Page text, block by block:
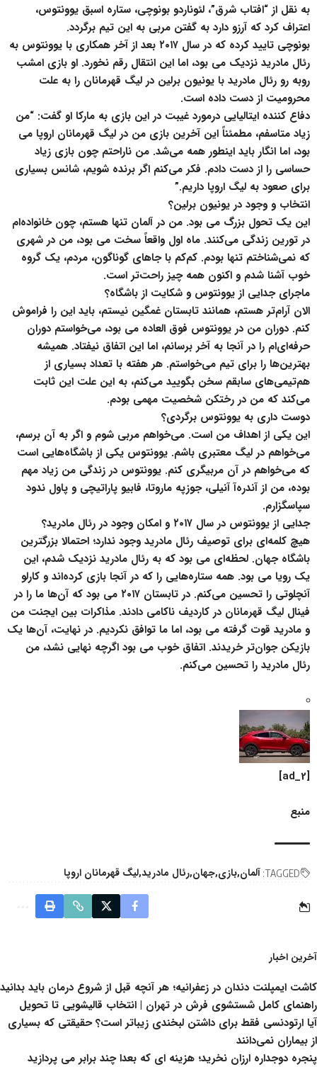
به نقل از “افتاب شرق”، لئوناردو بونوچی، ستاره اسبق یوونتوس،
اعتراف کرد که آرزو دارد به گفتن مربی به این تیم برگردد.
بونوچی تایید کرده که در سال ۲۰۱۷ بعد از آخر همکاری با یوونتوس به
رئال مادرید نزدیک می بود، اما این انتقال رقم نخورد. او بازی امشب
روبه رو رئال مادرید با یونیون برلین در لیگ قهرمانان را به علت
محرومیت از دست داده است.
دفاع کننده ایتالیایی درمورد غیبت در این بازی به مارکا او گفت: “من
زیاد متاسفم، مطمئناً این آخرین بازی من در لیگ قهرمانان اروپا می
بود، اما انگار باید اینطور همه می‌شد. من ناراحتم چون بازی زیاد
حساسی را از دست دادم. فکر می‌کنم اگر برنده شویم، شانس بسیاری
برای صعود به لیگ اروپا داریم.”
انتخاب و وجود در یونیون برلین؟
این یک تحول بزرگ می بود. من در آلمان تنها هستم، چون خانواده‌ام
در تورین زندگی می‌کنند. ماه اول واقعاً سخت می بود، من در شهری
که نمی‌شناختم تنها بودم. کم‌کم با جاهای گوناگون، مردم، یک گروه
خوب آشنا شدم و اکنون همه چیز راحت‌تر است.
ماجرای جدایی از یوونتوس و شکایت از باشگاه؟
الان آرام‌تر هستم، همانند تابستان غمگین نیستم، باید این را فراموش
کنم. دوران من در یوونتوس فوق العاده می بود، می‌خواستم دوران
حرفه‌ای‌ام را در آنجا به آخر برسانم، اما این اتفاق نیفتاد. همیشه
بهترین‌ها را برای تیم می‌خواستم. هر هفته با تعداد بسیاری از
هم‌تیمی‌های سابقم سخن بگویید می‌کنم، به این علت این ثابت
می‌کند که من در رختکن شخصیت مهمی بودم.
دوست داری به یوونتوس برگردی؟
این یکی از اهداف من است. می‌خواهم مربی شوم و اگر به آن برسم،
می‌خواهم در لیگ معتبری باشم. یوونتوس یکی از باشگاه‌هایی است
که می‌خواهم در آن مربیگری کنم. یوونتوس در زندگی من زیاد مهم
بوده، من از آندره‌آ آنیلی، جوزپه ماروتا، فابیو پاراتیچی و پاول ندود
سپاسگزارم.
جدایی از یوونتوس در سال ۲۰۱۷ و امکان وجود در رئال مادرید؟
هیچ کلمه‌ای برای توصیف رئال مادرید وجود ندارد؛ احتمالا بزرگترین
باشگاه جهان. لحظه‌ای می بود که به رئال مادرید نزدیک شدم، این
یک رویا می بود. همه ستاره‌هایی را که در آنجا بازی کرده‌اند و کارلو
آنچلوتی را تحسین می‌کنم. در تابستان ۲۰۱۷ می بود که آن‌ها ما را در
فینال لیگ قهرمانان در کاردیف ناکامی دادند. مذاکرات بین ایجنت من
و مادرید قوت گرفته می بود، اما ما توافق نکردیم. در نهایت، آن‌ها یک
بازیکن جوان‌تر خریدند. اتفاق خوب می بود اگرچه نهایی نشد، من
رئال مادرید را تحسین می‌کنم.
[ad_2]
منبع
TAGGED: آلمان بازی جهان رئال مادریدلیگ قهرمانان اروپا
آخرین اخبار
کاشت ایمپلنت دندان در زعفرانیه؛ هر آنچه قبل از شروع درمان باید بدانید
راهنمای کامل شستشوی فرش در تهران | انتخاب قالیشویی تا تحویل
آیا ارتودنسی فقط برای داشتن لبخندی زیباتر است؟ حقیقتی که بسیاری
از بیماران نمی‌دانند
پنجره دوجداره ارزان نخرید؛ هزینه ای که بعدا چند برابر می پردازید